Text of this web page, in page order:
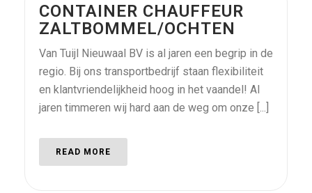
CONTAINER CHAUFFEUR
ZALTBOMMEL/OCHTEN
Van Tuijl Nieuwaal BV is al jaren een begrip in de
regio. Bij ons transportbedrijf staan flexibiliteit
en klantvriendelijkheid hoog in het vaandel! Al
jaren timmeren wij hard aan de weg om onze [...]
READ MORE